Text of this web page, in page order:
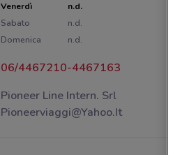
Venerdì
n.d.
Sabato
n.d.
Domenica
n.d.
06/4467210-4467163
Pioneer Line Intern. Srl
Pioneerviaggi@Yahoo.It